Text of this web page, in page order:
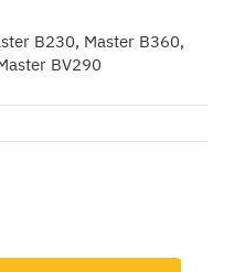
B230, Master B360,
BV290